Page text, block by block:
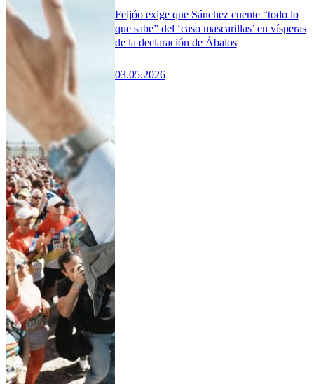
Feijóo exige que Sánchez cuente “todo lo
que sabe” del ‘caso mascarillas’ en vísperas
de la declaración de Ábalos
03.05.2026